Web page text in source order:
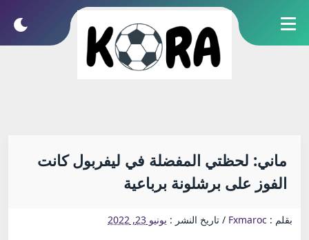
ماني: لحظتي المفضلة في ليفربول كانت
الفوز على برشلونة برباعية
بقلم : Fxmaroc
/ تاريخ النشر : يونيو 23, 2022